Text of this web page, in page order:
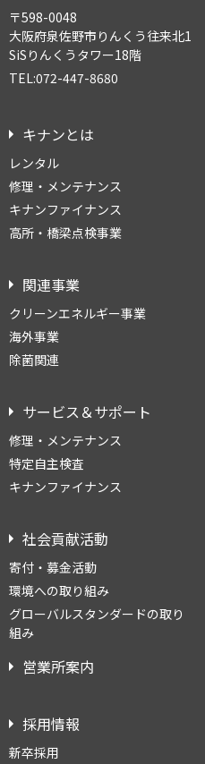
〒598-0048
大阪府泉佐野市りんくう往来北1
SiSりんくうタワー18階
TEL:072-447-8680
キナンとは
レンタル
修理・メンテナンス
キナンファイナンス
高所・橋梁点検事業
関連事業
クリーンエネルギー事業
海外事業
除菌関連
サービス＆サポート
修理・メンテナンス
特定自主検査
キナンファイナンス
社会貢献活動
寄付・募金活動
環境への取り組み
グローバルスタンダードの取り
組み
営業所案内
採用情報
新卒採用